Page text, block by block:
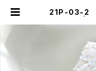
21P-03-2